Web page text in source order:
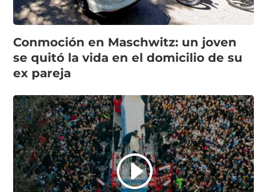
Conmoción en Maschwitz: un joven
se quitó la vida en el domicilio de su
ex pareja